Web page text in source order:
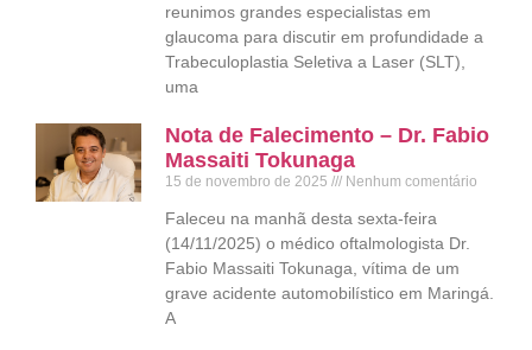
reunimos grandes especialistas em
glaucoma para discutir em profundidade a
Trabeculoplastia Seletiva a Laser (SLT),
uma
Nota de Falecimento – Dr. Fabio
Massaiti Tokunaga
15 de novembro de 2025 Nenhum comentário
Faleceu na manhã desta sexta-feira
(14/11/2025) o médico oftalmologista Dr.
Fabio Massaiti Tokunaga, vítima de um
grave acidente automobilístico em Maringá.
A